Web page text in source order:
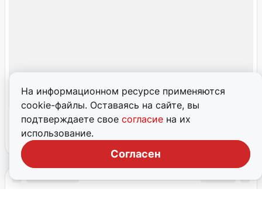
На информационном ресурсе применяются
cookie-файлы. Оставаясь на сайте, вы
подтверждаете свое согласие на их
использование.
Согласен